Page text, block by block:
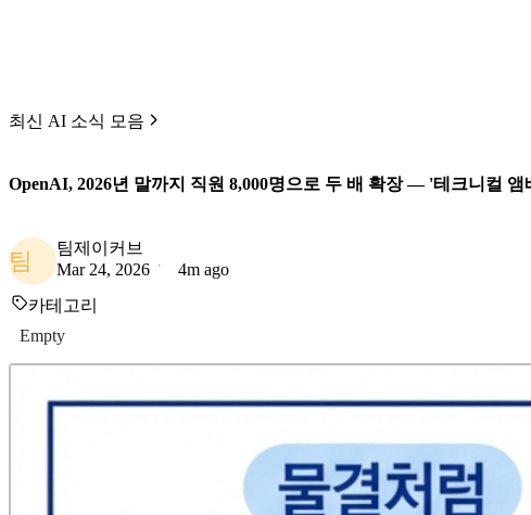
최신 AI 소식 모음
OpenAI, 2026년 말까지 직원 8,000명으로 두 배 확장 — '테크니컬
팀
팀제이커브
Mar 24, 2026
4m ago
카테고리
Empty